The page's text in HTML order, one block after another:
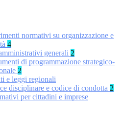
normativi su organizzazione e
4
generali 2
di programmazione strategico-
2
e leggi regionali
disciplinare e codice di condotta 2
per cittadini e imprese